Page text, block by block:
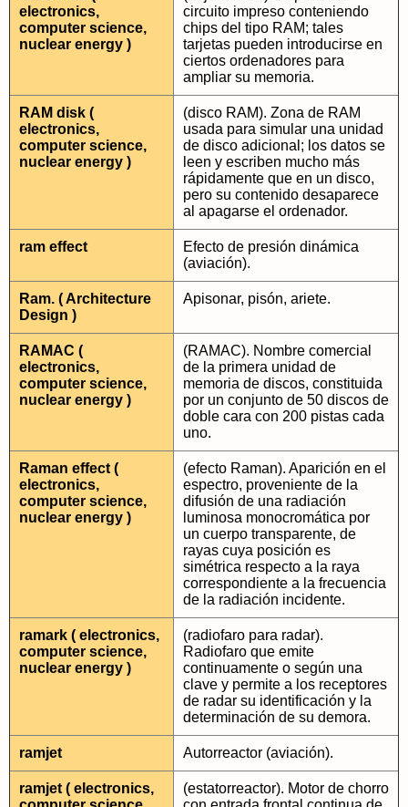
electronics,
computer science,
nuclear energy )
circuito impreso conteniendo
chips del tipo RAM; tales
tarjetas pueden introducirse en
ciertos ordenadores para
ampliar su memoria.
RAM disk (
electronics,
computer science,
nuclear energy )
(disco RAM). Zona de RAM
usada para simular una unidad
de disco adicional; los datos se
leen y escriben mucho más
rápidamente que en un disco,
pero su contenido desaparece
al apagarse el ordenador.
ram effect
Efecto de presión dinámica
(aviación).
Ram. ( Architecture
Design )
Apisonar, pisón, ariete.
RAMAC (
electronics,
computer science,
nuclear energy )
(RAMAC). Nombre comercial
de la primera unidad de
memoria de discos, constituida
por un conjunto de 50 discos de
doble cara con 200 pistas cada
uno.
Raman effect (
electronics,
computer science,
nuclear energy )
(efecto Raman). Aparición en el
espectro, proveniente de la
difusión de una radiación
luminosa monocromática por
un cuerpo transparente, de
rayas cuya posición es
simétrica respecto a la raya
correspondiente a la frecuencia
de la radiación incidente.
ramark ( electronics,
computer science,
nuclear energy )
(radiofaro para radar).
Radiofaro que emite
continuamente o según una
clave y permite a los receptores
de radar su identificación y la
determinación de su demora.
ramjet Autorreactor (aviación).
ramjet ( electronics,
(estatorreactor). Motor de chorro